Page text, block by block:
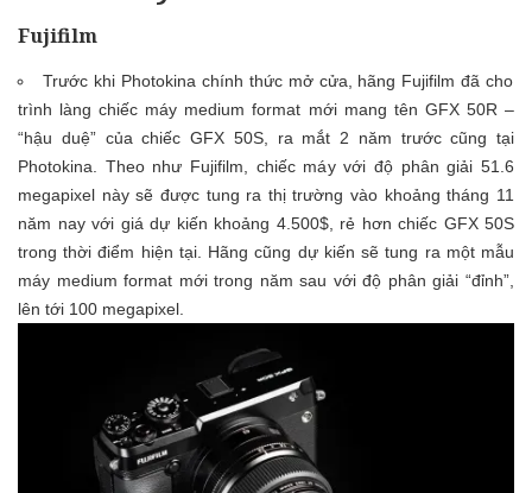
Fujifilm
Trước khi Photokina chính thức mở cửa, hãng Fujifilm đã cho
trình làngchiếc máy medium format mới mang tên GFX 50R –
“hậu duệ” của chiếc GFX 50S, ra mắt 2 năm trước cũng tại
Photokina. Theo như Fujifilm, chiếc máy với độ phân giải 51.6
megapixel này sẽ được tung ra thị trường vào khoảng tháng 11
năm nay với giá dự kiến khoảng 4.500$, rẻ hơn chiếc GFX 50S
trong thời điểm hiện tại. Hãng cũng dự kiến sẽ tung ra một mẫu
máy medium format mới trong năm sau với độ phân giải “đỉnh”,
lên tới 100 megapixel.